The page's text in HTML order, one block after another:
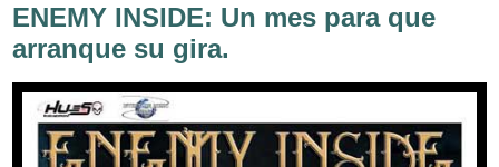
ENEMY INSIDE: Un mes para que
arranque su gira.